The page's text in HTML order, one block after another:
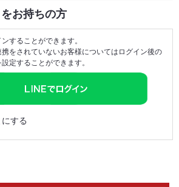
お持ちの方
することができます。
をされていないお客様についてはログイン後の
定することができます。
する